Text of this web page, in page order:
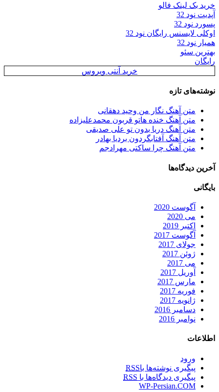
خرید بک لینک فالو
آپدیت نود 32
پسورد نود 32
اوکلی لایسنس رایگان نود 32
همیار نود 32
بهترین سئو
رایگان
خرید آنتی ویروس
نوشته‌های تازه
متن آهنگ نگار من وحید دهقانی
متن آهنگ خنده هاتو قربون محمدعلیزاده
متن آهنگ دریا بدون تو علی صدیقی
متن آهنگ آفتابگردون بردیا بهادر
متن آهنگ چرا ساکتی مهرادجم
آخرین دیدگاه‌ها
بایگانی
آگوست 2020
می 2020
اکتبر 2019
آگوست 2017
جولای 2017
ژوئن 2017
می 2017
آوریل 2017
مارس 2017
فوریه 2017
ژانویه 2017
دسامبر 2016
نوامبر 2016
اطلاعات
ورود
پیگیری نوشته‌ها باRSS
پیگیری دیدگاه‌ها با RSS
WP-Persian.COM